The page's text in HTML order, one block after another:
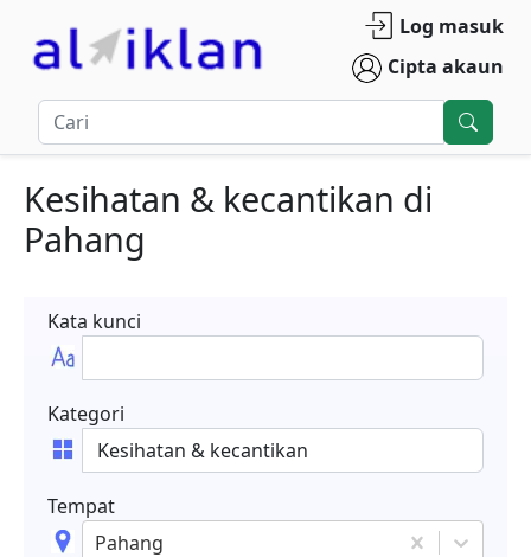
Log masuk
Cipta akaun
Kesihatan & kecantikan di
Pahang
Kata kunci
Kategori
Tempat
Pahang